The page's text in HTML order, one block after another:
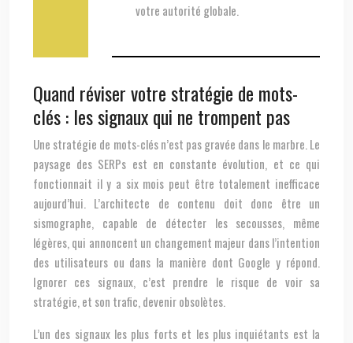
votre autorité globale.
Quand réviser votre stratégie de mots-
clés : les signaux qui ne trompent pas
Une stratégie de mots-clés n’est pas gravée dans le marbre. Le
paysage des SERPs est en constante évolution, et ce qui
fonctionnait il y a six mois peut être totalement inefficace
aujourd’hui. L’architecte de contenu doit donc être un
sismographe, capable de détecter les secousses, même
légères, qui annoncent un changement majeur dans l’intention
des utilisateurs ou dans la manière dont Google y répond.
Ignorer ces signaux, c’est prendre le risque de voir sa
stratégie, et son trafic, devenir obsolètes.
L’un des signaux les plus forts et les plus inquiétants est la